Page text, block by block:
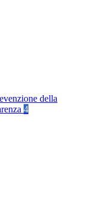
della
4